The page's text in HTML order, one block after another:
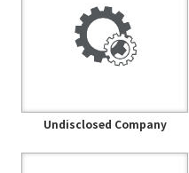
Undisclosed Company